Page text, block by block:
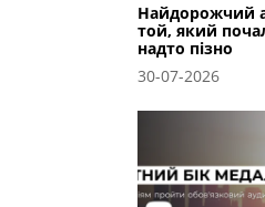
Найдорожчий
той, який
надто пізно
30-07-2026